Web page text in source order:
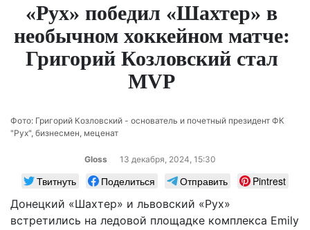
«Рух» победил «Шахтер» в
необычном хоккейном матче:
Григорий Козловский стал
MVP
Фото: Григорий Козловский - основатель и почетный президент ФК
"Рух", бизнесмен, меценат
Gloss 13 декабря, 2024, 15:30
Твитнуть Поделиться Отправить
Pintrest
Донецкий «Шахтер» и львовский «Рух»
встретились на ледовой площадке комплекса Emily